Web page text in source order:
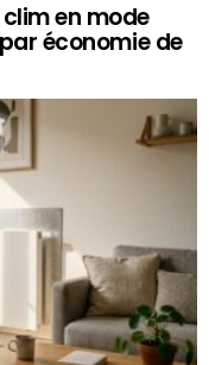
en mode
économie de